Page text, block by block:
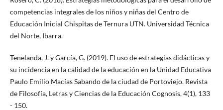
competencias integrales de los niños y niñas del Centro de
Educación Inicial Chispitas de Ternura UTN. Universidad Técnica
del Norte, Ibarra.
Tenelanda, J. y García, G. (2019). El uso de estrategias didácticas y
su incidencia en la calidad de la educación en la Unidad Educativa
Paulo Emilio Macías Sabando de la ciudad de Portoviejo. Revista
de Filosofía, Letras y Ciencias de la Educación Cognosis, 4(1), 133
- 150.